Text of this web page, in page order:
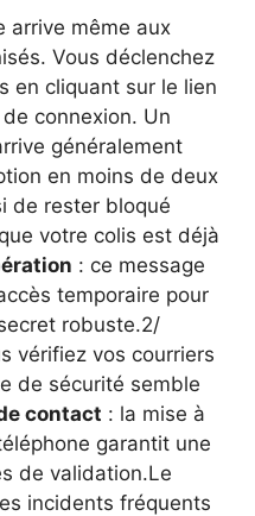
arrive même aux
Vous déclenchez
en cliquant sur le lien
connexion. Un
généralement
en moins de deux
de rester bloqué
votre colis est déjà
: ce message
temporaire pour
robuste.2/
vérifiez vos courriers
de sécurité semble
contact : la mise à
garantit une
de validation.Le
incidents fréquents